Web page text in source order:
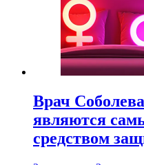
Врач
являются
средством